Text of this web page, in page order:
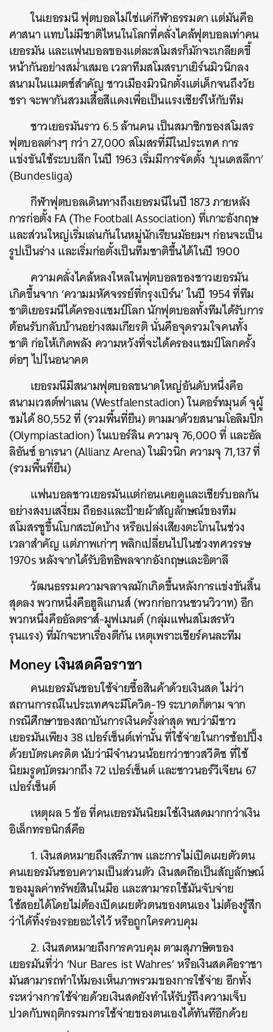
ในเยอรมนี ฟุตบอลไม่ใช่แค่กีฬาธรรมดา แต่มันคือ
ศาสนา แทบไม่มีชาติไหนในโลกที่คลั่งไคล้ฟุตบอลเท่าคน
เยอรมัน และแฟนบอลของแต่ละสโมสรก็มักจะเกลียดขี้
หน้ากันอย่างสม่ำเสมอ เวลาทีมสโมสรบาเยิร์นมิวนิกลง
สนามในแมตช์สำคัญ ชาวเมืองมิวนิกตั้งแต่เด็กจนถึงวัย
ชรา จะพากันสวมเสื้อสีแดงเพื่อเป็นแรงเชียร์ให้กับทีม
ชาวเยอรมันราว 6.5 ล้านคน เป็นสมาชิกของสโมสร
ฟุตบอลต่างๆ กว่า 27,000 สโมสรที่มีในประเทศ การ
แข่งขันใช้ระบบลีก ในปี 1963 เริ่มมีการจัดตั้ง ‘บุนเดสลีกา’
(Bundesliga)
กีฬาฟุตบอลเดินทางถึงเยอรมนีในปี 1873 ภายหลัง
การก่อตั้ง FA (The Football Association) ที่เกาะอังกฤษ
และส่วนใหญ่เริ่มเล่นกันในหมู่นักเรียนมัธยมฯ ก่อนจะเป็น
รูปเป็นร่าง และเริ่มก่อตั้งเป็นทีมชาติขึ้นได้ในปี 1900
ความคลั่งไคล้หลงใหลในฟุตบอลของชาวเยอรมัน
เกิดขึ้นจาก ‘ความมหัศจรรย์ที่กรุงเบิร์น’ ในปี 1954 ที่ทีม
ชาติเยอรมนีได้ครองแชมป์โลก นักฟุตบอลทั้งทีมได้รับการ
ต้อนรับกลับบ้านอย่างสมเกียรติ นั่นคือจุดรวมใจคนทั้ง
ชาติ ก่อให้เกิดพลัง ความหวังที่จะได้ครองแชมป์โลกครั้ง
ต่อๆ ไปในอนาคต
เยอรมนีมีสนามฟุตบอลขนาดใหญ่อันดับหนึ่งคือ
สนามเวสต์ฟาเลน (Westfalenstadion) ในดอร์ทมุนด์ จุผู้
ชมได้ 80,552 ที่ (รวมพื้นที่ยืน) ตามมาด้วยสนามโอลิมปิก
(Olympiastadion) ในเบอร์ลิน ความจุ 76,000 ที่ และอัล
ลิอันซ์ อาเรนา (Allianz Arena) ในมิวนิก ความจุ 71,137 ที่
(รวมพื้นที่ยืน)
แฟนบอลชาวเยอรมันแต่ก่อนเคยดูและเชียร์บอลกัน
อย่างสงบเสงี่ยม ถือธงและป้ายผ้าสัญลักษณ์ของทีม
สโมสรชูขึ้นโบกสะบัดบ้าง หรือเปล่งเสียงตะโกนในช่วง
เวลาสำคัญ แต่ภาพเก่าๆ พลิกเปลี่ยนไปในช่วงทศวรรษ
1970s หลังจากได้รับอิทธิพลจากอังกฤษและอิตาลี
วัฒนธรรมความจลาจลมักเกิดขึ้นหลังการแข่งขันสิ้น
สุดลง พวกหนึ่งคือฮูลิแกนส์ (พวกก่อกวนชวนวิวาท) อีก
พวกหนึ่งคืออัลตราส์-มูฟเมนต์ (กลุ่มแฟนสโมสรหัว
รุนแรง) ที่มักจะหาเรื่องตีกัน เหตุเพราะเชียร์คนละทีม
Money เงินสดคือราชา
คนเยอรมันชอบใช้จ่ายซื้อสินค้าด้วยเงินสด ไม่ว่า
สถานการณ์ในประเทศจะมีโควิด-19 ระบาดก็ตาม จาก
กรณีศึกษาของสถาบันการเงินครั้งล่าสุด พบว่ามีชาว
เยอรมันเพียง 38 เปอร์เซ็นต์เท่านั้น ที่ใช้จ่ายในการช้อปปิ้ง
ด้วยบัตรเครดิต นับว่ามีจำนวนน้อยกว่าชาวสวีดิช ที่ใช้
นิยมรูดบัตรมากถึง 72 เปอร์เซ็นต์ และชาวนอร์วีเจียน 67
เปอร์เซ็นต์
เหตุผล 5 ข้อ ที่คนเยอรมันนิยมใช้เงินสดมากกว่าเงิน
อิเล็กทรอนิกส์คือ
1. เงินสดหมายถึงเสรีภาพ และการไม่เปิดเผยตัวตน
คนเยอรมันชอบความเป็นส่วนตัว เงินสดถือเป็นสัญลักษณ์
ของมูลค่าทรัพย์สินในมือ และสามารถใช้มันจับจ่าย
ใช้สอยได้โดยไม่ต้องเปิดเผยตัวตนของตนเอง ไม่ต้องรู้สึก
ว่าได้ทิ้งร่องรอยอะไรไว้ หรือถูกใครควบคุม
2. เงินสดหมายถึงการควบคุม ตามสุภาษิตของ
เยอรมันที่ว่า ‘Nur Bares ist Wahres’ หรือเงินสดคือราชา
มันสามารถทำให้มองเห็นภาพรวมของการใช้จ่าย อีกทั้ง
ระหว่างการใช้จ่ายด้วยเงินสดยังทำให้รับรู้ถึงความเจ็บ
ปวดกับพฤติกรรมการใช้จ่ายของตนเองได้ทันทีอีกด้วย